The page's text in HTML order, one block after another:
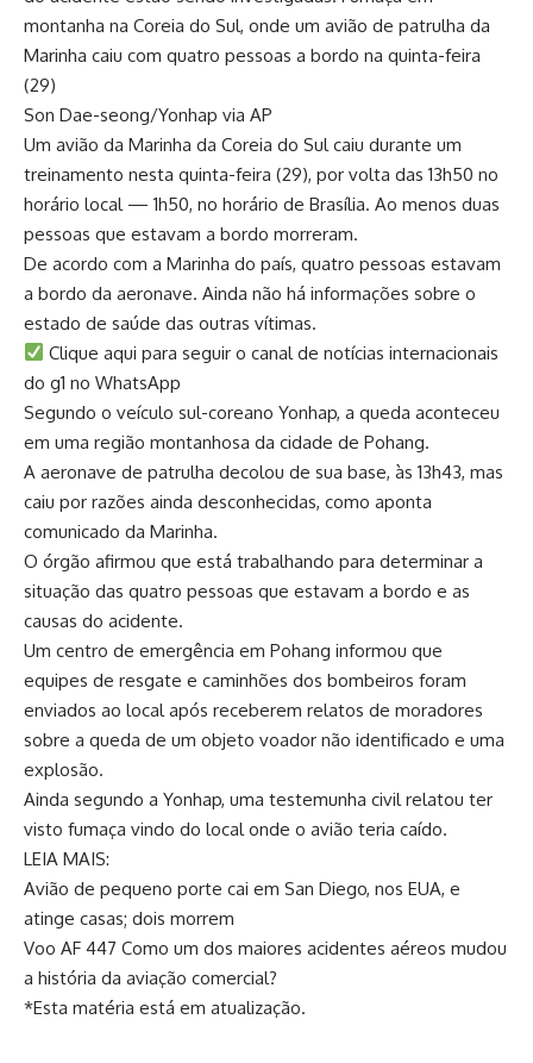
montanha na Coreia do Sul, onde um avião de patrulha da
Marinha caiu com quatro pessoas a bordo na quinta-feira
(29)
Son Dae-seong/Yonhap via AP
Um avião da Marinha da Coreia do Sul caiu durante um
treinamento nesta quinta-feira (29), por volta das 13h50 no
horário local — 1h50, no horário de Brasília. Ao menos duas
pessoas que estavam a bordo morreram.
De acordo com a Marinha do país, quatro pessoas estavam
a bordo da aeronave. Ainda não há informações sobre o
estado de saúde das outras vítimas.
Clique aqui para seguir o canal de notícias internacionais
do g1 no WhatsApp
Segundo o veículo sul-coreano Yonhap, a queda aconteceu
em uma região montanhosa da cidade de Pohang.
A aeronave de patrulha decolou de sua base, às 13h43, mas
caiu por razões ainda desconhecidas, como aponta
comunicado da Marinha.
O órgão afirmou que está trabalhando para determinar a
situação das quatro pessoas que estavam a bordo e as
causas do acidente.
Um centro de emergência em Pohang informou que
equipes de resgate e caminhões dos bombeiros foram
enviados ao local após receberem relatos de moradores
sobre a queda de um objeto voador não identificado e uma
explosão.
Ainda segundo a Yonhap, uma testemunha civil relatou ter
visto fumaça vindo do local onde o avião teria caído.
LEIA MAIS:
Avião de pequeno porte cai em San Diego, nos EUA, e
atinge casas; dois morrem
Voo AF 447 Como um dos maiores acidentes aéreos mudou
a história da aviação comercial?
*Esta matéria está em atualização.